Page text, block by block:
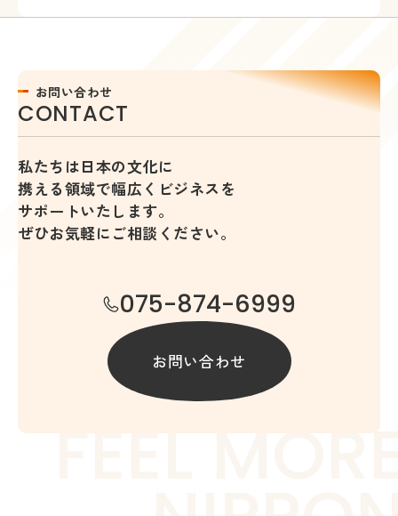
お問い合わせ
CONTACT
私たちは日本の文化に
携える領域で幅広くビジネスを
サポートいたします。
ぜひお気軽にご相談ください。
075-874-6999
お問い合わせ
FEEL